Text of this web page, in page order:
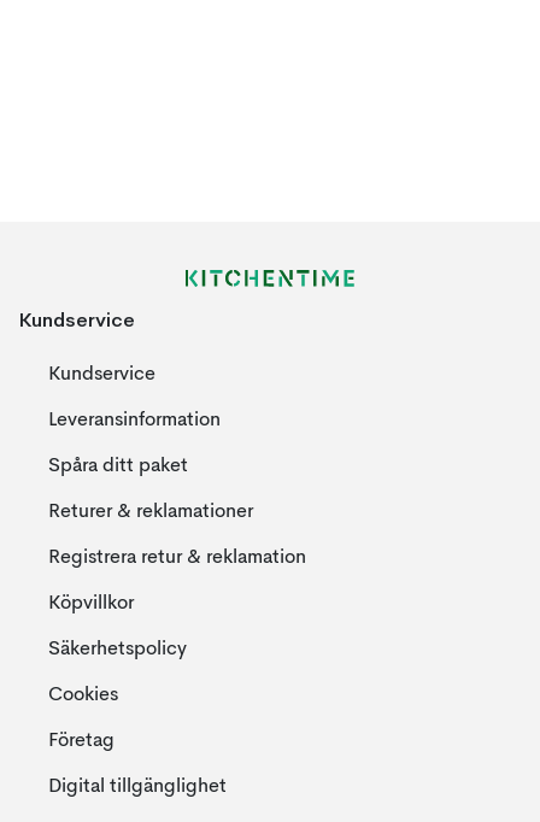
Kundservice
Kundservice
Leveransinformation
Spåra ditt paket
Returer & reklamationer
Registrera retur & reklamation
Köpvillkor
Säkerhetspolicy
Cookies
Företag
Digital tillgänglighet